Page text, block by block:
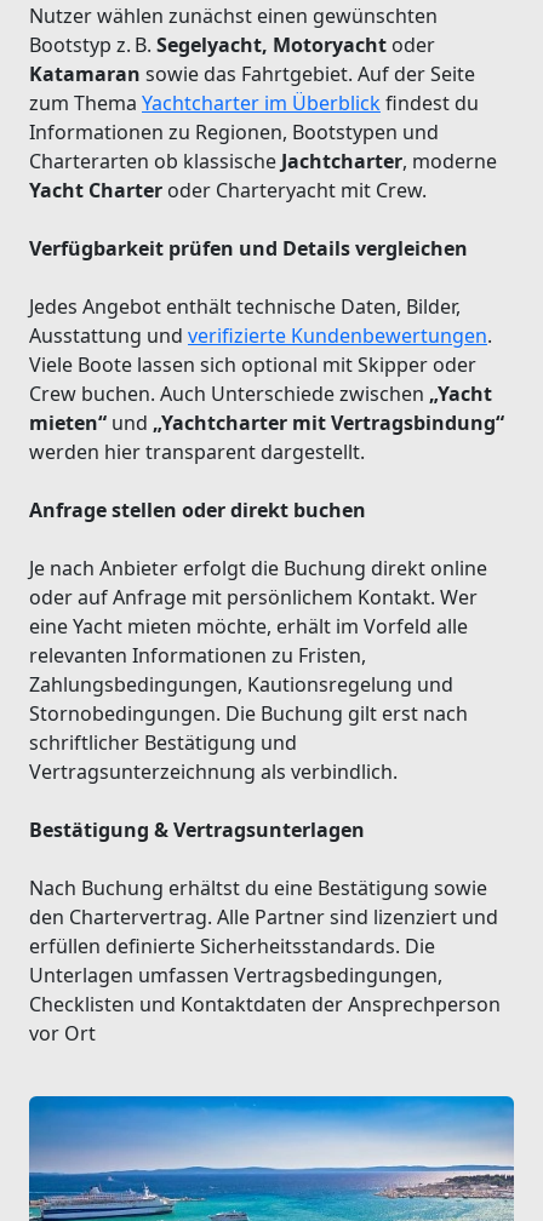
Nutzer wählen zunächst einen gewünschten
Bootstyp z. B. Segelyacht, Motoryacht oder
Katamaran sowie das Fahrtgebiet. Auf der Seite
zum Thema Yachtcharter im Überblickfindest du
Informationen zu Regionen, Bootstypen und
Charterarten ob klassische Jachtcharter, moderne
Yacht Charter oder Charteryacht mit Crew.
Verfügbarkeit prüfen und Details vergleichen
Jedes Angebot enthält technische Daten, Bilder,
Ausstattung und verifizierte Kundenbewertungen.
Viele Boote lassen sich optional mit Skipper oder
Crew buchen. Auch Unterschiede zwischen „Yacht
mieten“ und „Yachtcharter mit Vertragsbindung“
werden hier transparent dargestellt.
Anfrage stellen oder direkt buchen
Je nach Anbieter erfolgt die Buchung direkt online
oder auf Anfrage mit persönlichem Kontakt. Wer
eine Yacht mieten möchte, erhält im Vorfeld alle
relevanten Informationen zu Fristen,
Zahlungsbedingungen, Kautionsregelung und
Stornobedingungen. Die Buchung gilt erst nach
schriftlicher Bestätigung und
Vertragsunterzeichnung als verbindlich.
Bestätigung & Vertragsunterlagen
Nach Buchung erhältst du eine Bestätigung sowie
den Chartervertrag. Alle Partner sind lizenziert und
erfüllen definierte Sicherheitsstandards. Die
Unterlagen umfassen Vertragsbedingungen,
Checklisten und Kontaktdaten der Ansprechperson
vor Ort